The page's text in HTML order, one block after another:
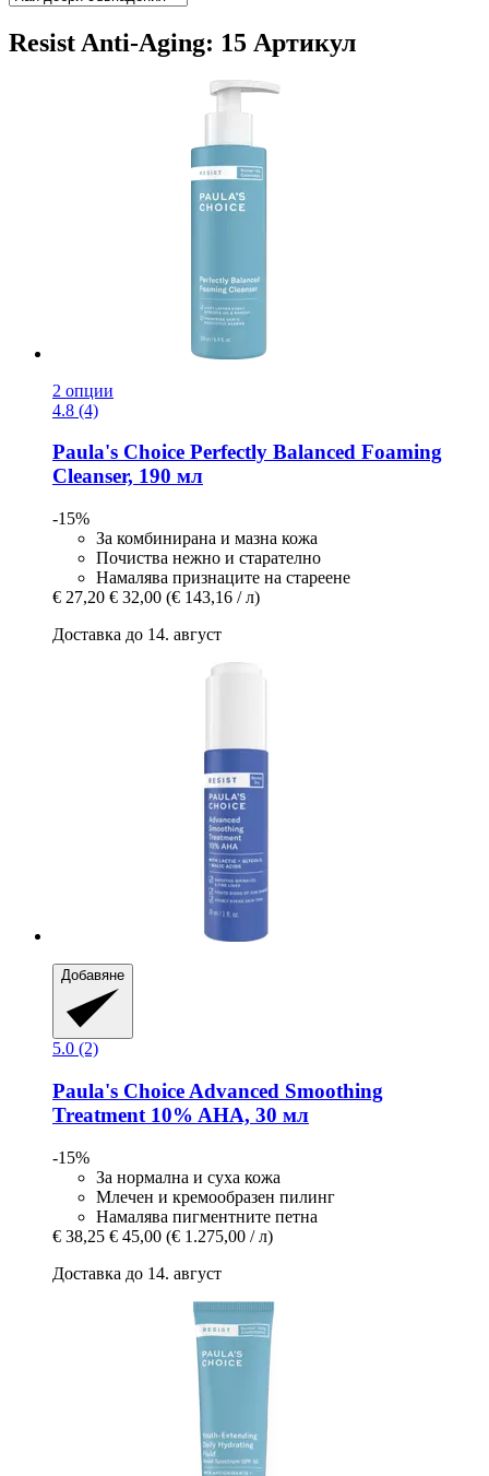
Resist Anti-Aging: 15 Артикул
2 опции
4.8 (4)
Paula's Choice Perfectly Balanced Foaming
Cleanser, 190 мл
-15%
За комбинирана и мазна кожа
Почиства нежно и старателно
Намалява признаците на стареене
€ 27,20 € 32,00 (€ 143,16 / л)
Доставка до 14. август
Добавяне
5.0 (2)
Paula's Choice Advanced Smoothing
Treatment 10% AHA, 30 мл
-15%
За нормална и суха кожа
Млечен и кремообразен пилинг
Намалява пигментните петна
€ 38,25 € 45,00 (€ 1.275,00 / л)
Доставка до 14. август